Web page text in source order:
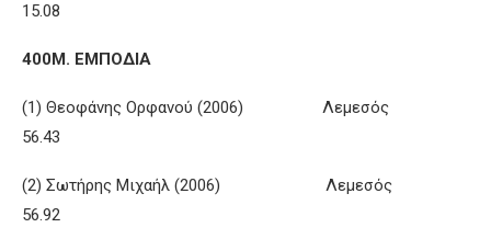
15.08
400Μ. ΕΜΠΟΔΙΑ
(1) Θεοφάνης Ορφανού (2006) Λεμεσός
56.43
(2) Σωτήρης Μιχαήλ (2006) Λεμεσός
56.92